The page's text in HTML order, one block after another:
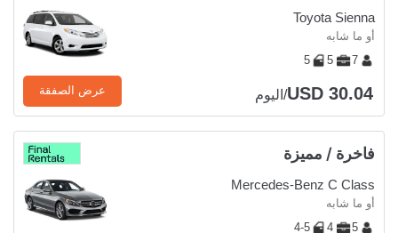
Toyota Sienna
أو ما شابه
7
5
5
USD 30.04/اليوم عرض الصفقة
فاخرة / مميزة
Mercedes-Benz C Class
أو ما شابه
5
4
4-5